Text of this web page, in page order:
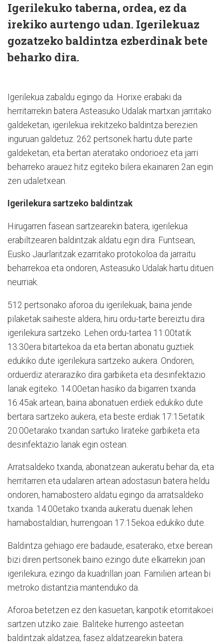
Igerilekuko taberna, ordea, ez da
irekiko aurtengo udan. Igerilekuaz
gozatzeko baldintza ezberdinak bete
beharko dira.
Igerilekua zabaldu egingo da. Horixe erabaki da
herritarrekin batera Asteasuko Udalak martxan jarritako
galdeketan, igerilekua irekitzeko baldintza berezien
inguruan galdetuz. 262 pertsonek hartu dute parte
galdeketan, eta bertan ateratako ondorioez eta jarri
beharreko arauez hitz egiteko bilera ekainaren 2an egin
zen udaletxean.
Igerilekura sartzeko baldintzak
Hirugarren fasean sartzearekin batera, igerilekua
erabiltzearen baldintzak aldatu egin dira. Funtsean,
Eusko Jaurlaritzak ezarritako protokoloa da jarraitu
beharrekoa eta ondoren, Asteasuko Udalak hartu dituen
neurriak.
512 pertsonako aforoa du igerilekuak, baina jende
pilaketak saiheste aldera, hiru ordu-tarte bereiztu dira
igerilekura sartzeko. Lehen ordu-tartea 11:00tatik
13:30era bitartekoa da eta bertan abonatu guztiek
edukiko dute igerilekura sartzeko aukera. Ondoren,
orduerdiz ateraraziko dira garbiketa eta desinfektazio
lanak egiteko. 14:00etan hasiko da bigarren txanda
16:45ak artean, baina abonatuen erdiek edukiko dute
bertara sartzeko aukera, eta beste erdiak 17:15etatik
20:00etarako txandan sartuko lirateke garbiketa eta
desinfektazio lanak egin ostean.
Arratsaldeko txanda, abonatzean aukeratu behar da, eta
herritarren eta udalaren artean adostasun batera heldu
ondoren, hamabostero aldatu egingo da arratsaldeko
txanda. 14:00etako txanda aukeratu duenak lehen
hamabostaldian, hurrengoan 17:15ekoa edukiko dute.
Baldintza gehiago ere badaude, esaterako, etxe berean
bizi diren pertsonek baino ezingo dute elkarrekin joan
igerilekura; ezingo da kuadrillan joan. Familien artean bi
metroko distantzia mantenduko da.
Aforoa betetzen ez den kasuetan, kanpotik etorritakoei
sartzen utziko zaie. Baliteke hurrengo asteetan
baldintzak aldatzea, fasez aldatzearekin batera.